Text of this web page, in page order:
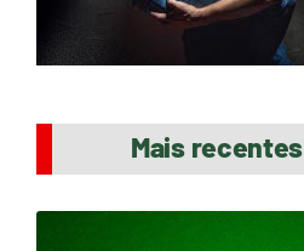
Mais recentes